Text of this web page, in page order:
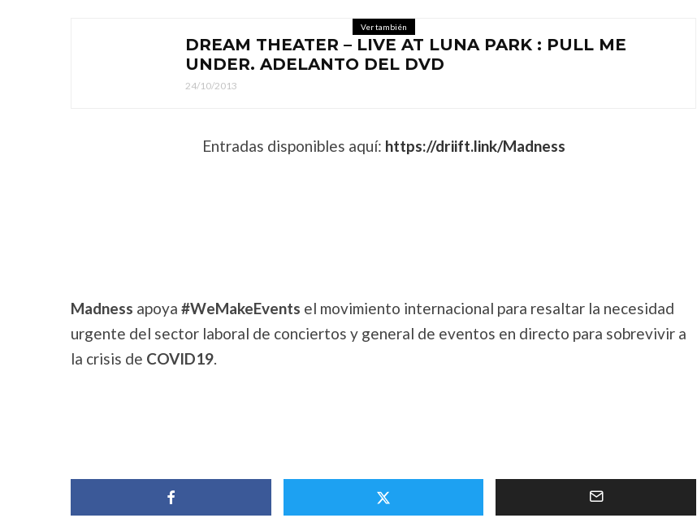
Ver también
DREAM THEATER – LIVE AT LUNA PARK : PULL ME
UNDER. ADELANTO DEL DVD
24/10/2013
Entradas disponibles aquí: https://driift.link/Madness
Madness apoya #WeMakeEvents el movimiento internacional para resaltar la necesidad
urgente del sector laboral de conciertos y general de eventos en directo para sobrevivir a
la crisis de COVID19.